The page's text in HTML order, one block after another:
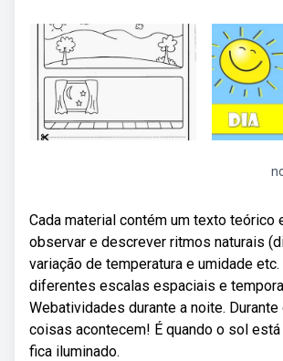
Cada material contém um texto teórico
observar e descrever ritmos naturais
variação de temperatura e umidade etc.
diferentes escalas espaciais e
Webatividades durante a noite. Durante
coisas acontecem! É quando o sol
fica iluminado.